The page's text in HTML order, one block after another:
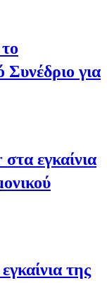
Συνέδριο για
εγκαίνια
της